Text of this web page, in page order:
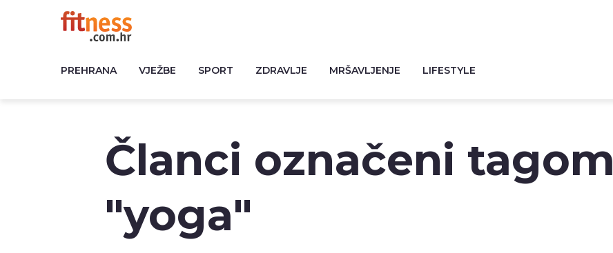
PREHRANA VJEŽBE SPORT ZDRAVLJE MRŠAVLJENJE LIFESTYLE
Članci označeni tagom
"yoga"